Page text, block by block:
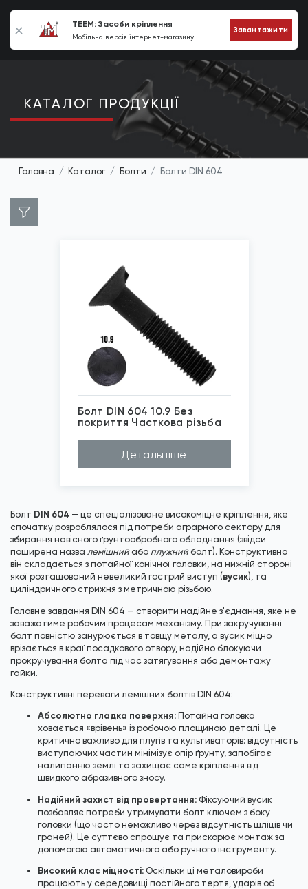
TEEM: Засоби кріплення
Мобільна версія інтернет-магазину
Завантажити
0
КАТАЛОГ ПРОДУКЦIЇ
Головна Каталог Болти Болти DIN 604
Болт DIN 604 10.9 Без
покриття Часткова різьба
Детальніше
Болт DIN 604 — це спеціалізоване високоміцне кріплення, яке
спочатку розроблялося під потреби аграрного сектору для
збирання навісного ґрунтообробного обладнання (звідси
поширена назва лемішнийабо плужнийболт). Конструктивно
він складається з потайної конічної головки, на нижній стороні
якої розташований невеликий гострий виступ (вусик), та
циліндричного стрижня з метричною різьбою.
Головне завдання DIN 604 — створити надійне з'єднання, яке не
заважатиме робочим процесам механізму. При закручуванні
болт повністю занурюється в товщу металу, а вусик міцно
врізається в краї посадкового отвору, надійно блокуючи
прокручування болта під час затягування або демонтажу
гайки.
Конструктивні переваги лемішних болтів DIN 604:
Абсолютно гладка поверхня: Потайна головка
ховається «врівень» із робочою площиною деталі. Це
критично важливо для плугів та культиваторів: відсутність
виступаючих частин мінімізує опір ґрунту, запобігає
налипанню землі та захищає саме кріплення від
швидкого абразивного зносу.
Надійний захист від провертання: Фіксуючий вусик
позбавляє потреби утримувати болт ключем з боку
головки (що часто неможливо через відсутність шліців чи
граней). Це суттєво спрощує та прискорює монтаж за
допомогою автоматичного або ручного інструменту.
Високий клас міцності: Оскільки ці металовироби
працюють у середовищі постійного тертя, ударів об